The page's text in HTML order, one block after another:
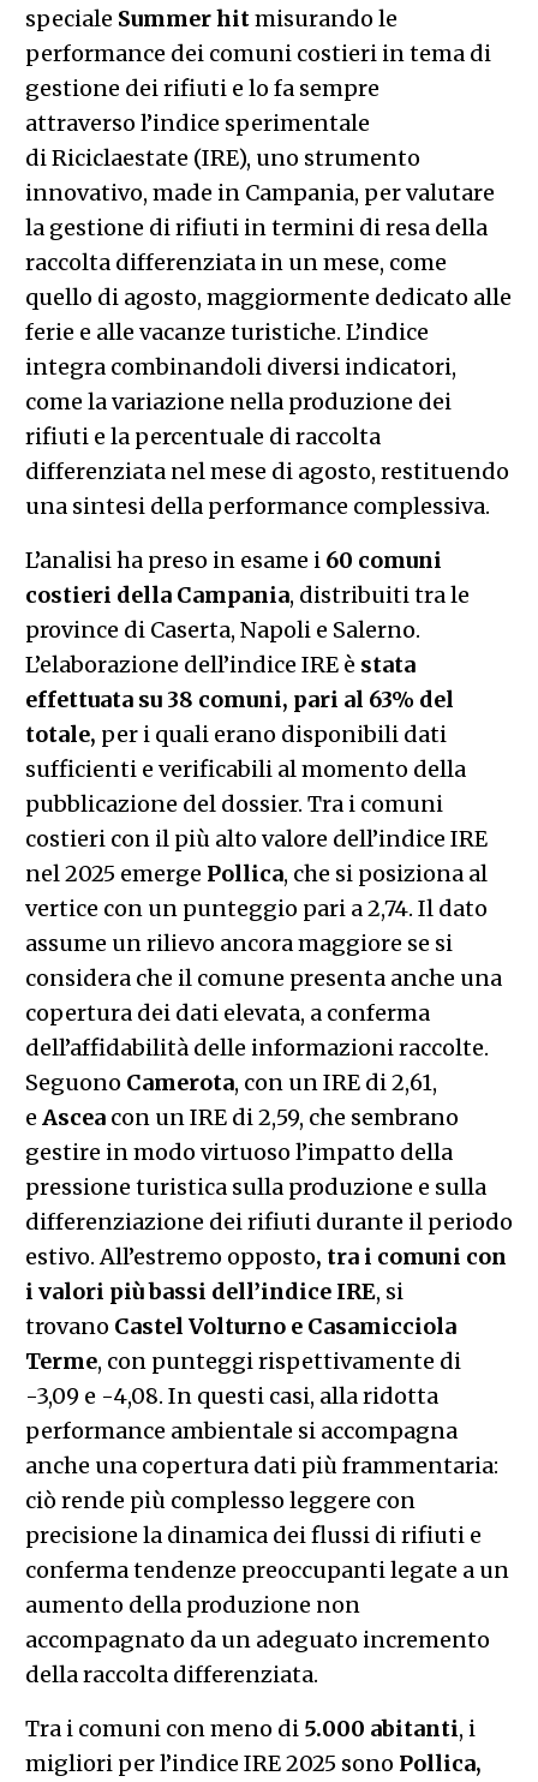
speciale Summer hitmisurando le
performance dei comuni costieri in tema di
gestione dei rifiuti e lo fa sempre
attraverso l’indice sperimentale
di Riciclaestate (IRE), uno strumento
innovativo, made in Campania, per valutare
la gestione di rifiuti in termini di resa della
raccolta differenziata in un mese, come
quello di agosto, maggiormente dedicato alle
ferie e alle vacanze turistiche. L’indice
integra combinandoli diversi indicatori,
come la variazione nella produzione dei
rifiuti e la percentuale di raccolta
differenziata nel mese di agosto, restituendo
una sintesi della performance complessiva.
L’analisi ha preso in esame i 60 comuni
costieri della Campania, distribuiti tra le
province di Caserta, Napoli e Salerno.
L’elaborazione dell’indice IRE è stata
effettuata su 38 comuni, pari al 63% del
totale, per i quali erano disponibili dati
sufficienti e verificabili al momento della
pubblicazione del dossier. Tra i comuni
costieri con il più alto valore dell’indice IRE
nel 2025 emerge Pollica, che si posiziona al
vertice con un punteggio pari a 2,74. Il dato
assume un rilievo ancora maggiore se si
considera che il comune presenta anche una
copertura dei dati elevata, a conferma
dell’affidabilità delle informazioni raccolte.
Seguono Camerota, con un IRE di 2,61,
e Asceacon un IRE di 2,59, che sembrano
gestire in modo virtuoso l’impatto della
pressione turistica sulla produzione e sulla
differenziazione dei rifiuti durante il periodo
estivo. All’estremo opposto, tra i comuni con
i valori più bassi dell’indice IRE, si
trovano Castel Volturno e Casamicciola
Terme, con punteggi rispettivamente di
-3,09 e -4,08. In questi casi, alla ridotta
performance ambientale si accompagna
anche una copertura dati più frammentaria:
ciò rende più complesso leggere con
precisione la dinamica dei flussi di rifiuti e
conferma tendenze preoccupanti legate a un
aumento della produzione non
accompagnato da un adeguato incremento
della raccolta differenziata.
Tra i comuni con meno di 5.000 abitanti, i
migliori per l’indice IRE 2025 sono Pollica,